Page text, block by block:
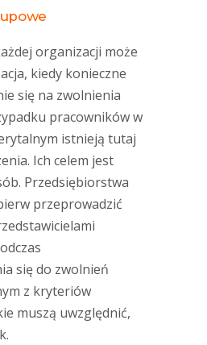
organizacji może
kiedy konieczne
się na zwolnienia
pracowników w
istnieją tutaj
Ich celem jest
Przedsiębiorstwa
przeprowadzić
się do zwolnień
z kryteriów
muszą uwzględnić,